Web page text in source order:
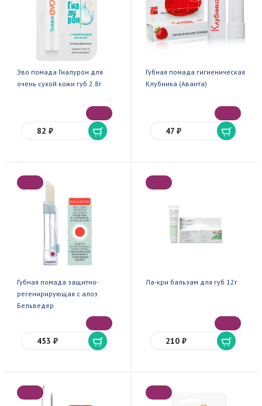
Эво помада Гиалурон для
очень сухой кожи губ 2.8г
82 ₽
Губная помада гигиеническая
Клубника (Аванта)
47 ₽
Губная помада защитно-
регенирирующая с алоэ
Бельведер
453 ₽
Ла-кри бальзам для губ 12г
210 ₽